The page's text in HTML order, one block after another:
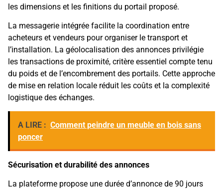
les dimensions et les finitions du portail proposé.
La messagerie intégrée facilite la coordination entre
acheteurs et vendeurs pour organiser le transport et
l’installation. La géolocalisation des annonces privilégie
les transactions de proximité, critère essentiel compte tenu
du poids et de l’encombrement des portails. Cette approche
de mise en relation locale réduit les coûts et la complexité
logistique des échanges.
A LIRE : Comment peindre un meuble en bois sans
poncer
Sécurisation et durabilité des annonces
La plateforme propose une durée d’annonce de 90 jours